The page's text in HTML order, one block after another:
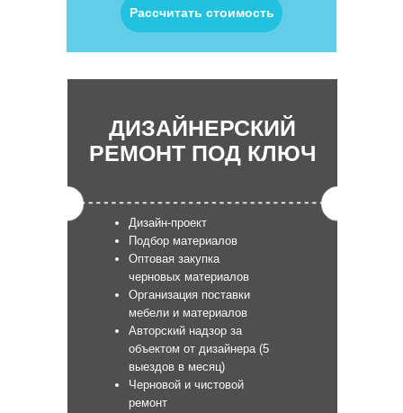
ДИЗАЙНЕРСКИЙ
РЕМОНТ ПОД КЛЮЧ
Дизайн-проект
Подбор материалов
Оптовая закупка
черновых материалов
Организация поставки
мебели и материалов
Авторский надзор за
объектом от дизайнера (5
выездов в месяц)
Черновой и чистовой
ремонт
Рассчитать стоимость